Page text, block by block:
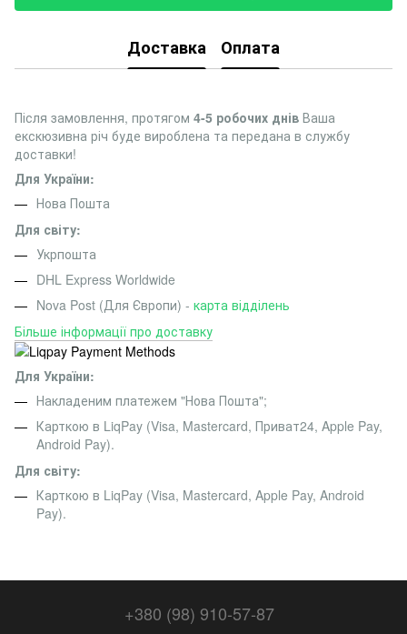
Доставка Оплата
Після замовлення, протягом 4-5 робочих днів Ваша
екскюзивна річ буде вироблена та передана в службу
доставки!
Для України:
Нова Пошта
Для світу:
Укрпошта
DHL Express Worldwide
Nova Post (Для Європи) - карта відділень
Більше інформації про доставку
Для України:
Накладеним платежем "Нова Пошта";
Карткою в LiqPay (Visa, Mastercard, Приват24, Apple Pay,
Android Pay).
Для світу:
Карткою в LiqPay (Visa, Mastercard, Apple Pay, Android
Pay).
+380 (98) 910-57-87